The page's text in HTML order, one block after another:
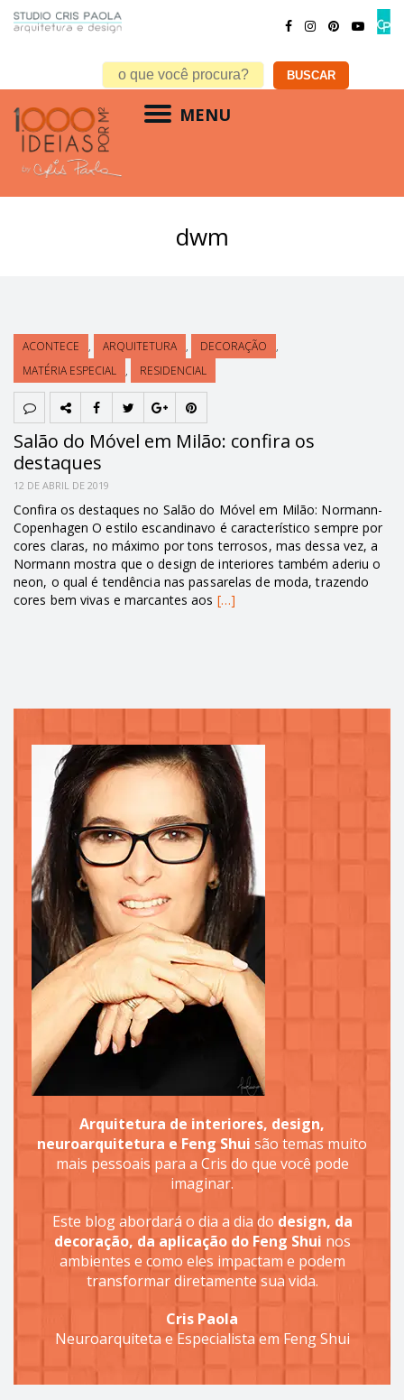
MENU
dwm
ACONTECE , ARQUITETURA , DECORAÇÃO
,
MATÉRIA ESPECIAL
, RESIDENCIAL
Salão do Móvel em Milão: confira os
destaques
12 DE ABRIL DE 2019
Confira os destaques no Salão do Móvel em Milão: Normann-
Copenhagen O estilo escandinavo é característico sempre por
cores claras, no máximo por tons terrosos, mas dessa vez, a
Normann mostra que o design de interiores também aderiu o
neon, o qual é tendência nas passarelas de moda, trazendo
cores bem vivas e marcantes aos […]
Arquitetura de interiores, design,
neuroarquitetura e Feng Shui são temas muito
mais pessoais para a Cris do que você pode
imaginar.
Este blog abordará o dia a dia do design, da
decoração, da aplicação do Feng Shui nos
ambientes e como eles impactam e podem
transformar diretamente sua vida.
Cris Paola
Neuroarquiteta e Especialista em Feng Shui